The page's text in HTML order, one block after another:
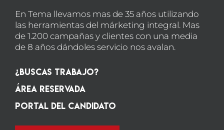
En Tema llevamos mas de 35 años utilizando
las herramientas del márketing integral. Mas
de 1.200 campañas y clientes con una media
de 8 años dándoles servicio nos avalan.
¿Buscas Trabajo?
Área Reservada
Portal del candidato